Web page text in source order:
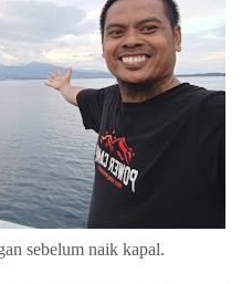
sebelum naik kapal.